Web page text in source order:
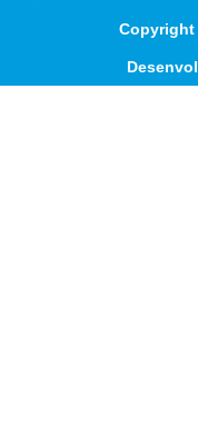
Copyright